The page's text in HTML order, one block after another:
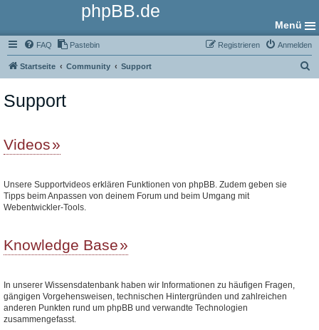
phpBB.de
Menü
FAQ Pastebin Anmelden
Registrieren
Startseite Community Support
Support
Videos
Unsere Supportvideos erklären Funktionen von phpBB. Zudem geben sie
Tipps beim Anpassen von deinem Forum und beim Umgang mit
Webentwickler-Tools.
Knowledge Base
In unserer Wissensdatenbank haben wir Informationen zu häufigen Fragen,
gängigen Vorgehensweisen, technischen Hintergründen und zahlreichen
anderen Punkten rund um phpBB und verwandte Technologien
zusammengefasst.